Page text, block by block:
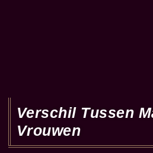
Verschil Tussen
Vrouwen